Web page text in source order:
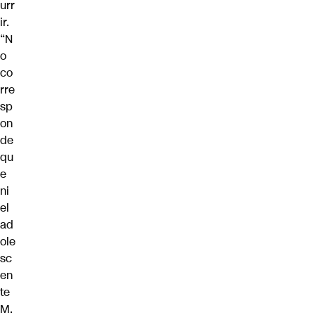
urr
ir.
“N
o
co
rre
sp
on
de
qu
e
ni
el
ad
ole
sc
en
te
M.